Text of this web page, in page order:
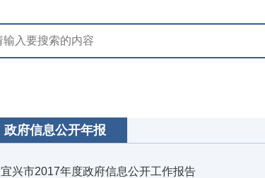
政府信息公开年报
宜兴市2017年度政府信息公开工作报告